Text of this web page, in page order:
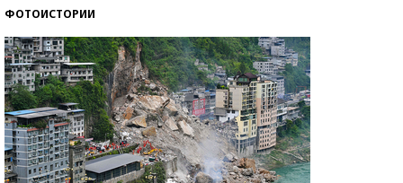
ФОТОИСТОРИИ